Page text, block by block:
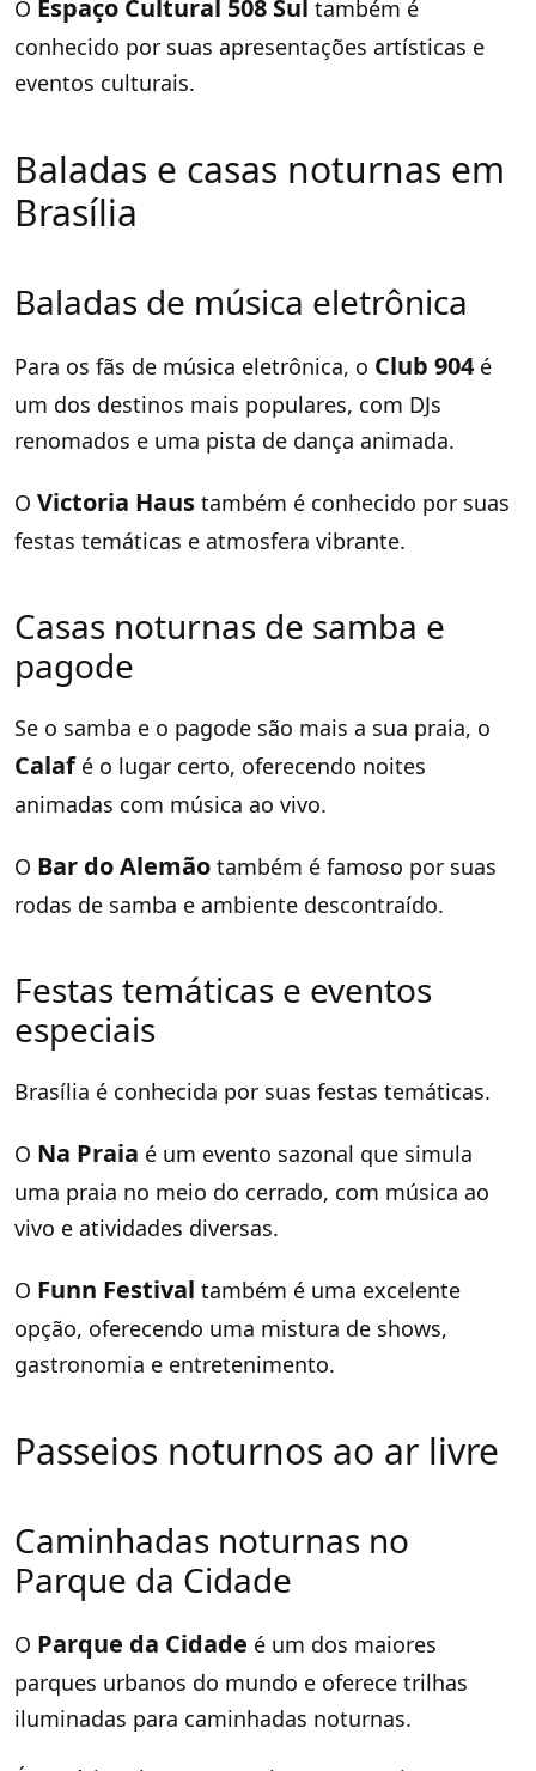
O Espaço Cultural 508 Sul também é
conhecido por suas apresentações artísticas e
eventos culturais.
Baladas e casas noturnas em
Brasília
Baladas de música eletrônica
Para os fãs de música eletrônica, o Club 904 é
um dos destinos mais populares, com DJs
renomados e uma pista de dança animada.
O Victoria Haus também é conhecido por suas
festas temáticas e atmosfera vibrante.
Casas noturnas de samba e
pagode
Se o samba e o pagode são mais a sua praia, o
Calafé o lugar certo, oferecendo noites
animadas com música ao vivo.
O Bar do Alemão também é famoso por suas
rodas de samba e ambiente descontraído.
Festas temáticas e eventos
especiais
Brasília é conhecida por suas festas temáticas.
O Na Praia é um evento sazonal que simula
uma praia no meio do cerrado, com música ao
vivo e atividades diversas.
O Funn Festival também é uma excelente
opção, oferecendo uma mistura de shows,
gastronomia e entretenimento.
Passeios noturnos ao ar livre
Caminhadas noturnas no
Parque da Cidade
O Parque da Cidade é um dos maiores
parques urbanos do mundo e oferece trilhas
iluminadas para caminhadas noturnas.